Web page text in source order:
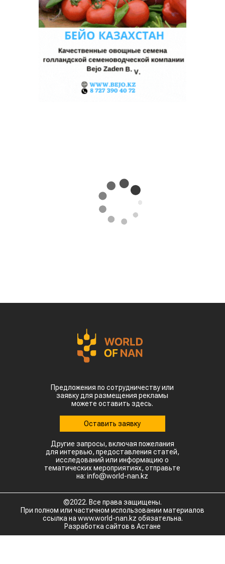
Предложения по сотрудничеству или
заявку для размещения рекламы
можете оставить здесь.
Оставить заявку
Другие запросы, включая пожелания
для интервью, предоставления статей,
исследований или информацию о
тематических мероприятиях, отправьте
на: info@world-nan.kz
©2022. Все права защищены.
При полном или частичном использовании материалов
ссылка на www.world-nan.kz обязательна.
Разработка сайтов в Астане